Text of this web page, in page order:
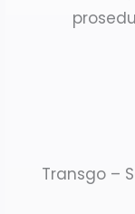
Transgo –